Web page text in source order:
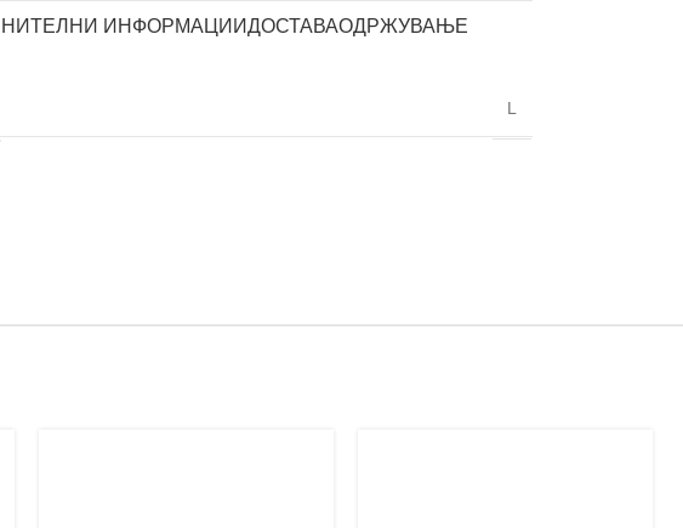
ИНФОРМАЦИИДОСТАВАОДРЖУВАЊЕ
L